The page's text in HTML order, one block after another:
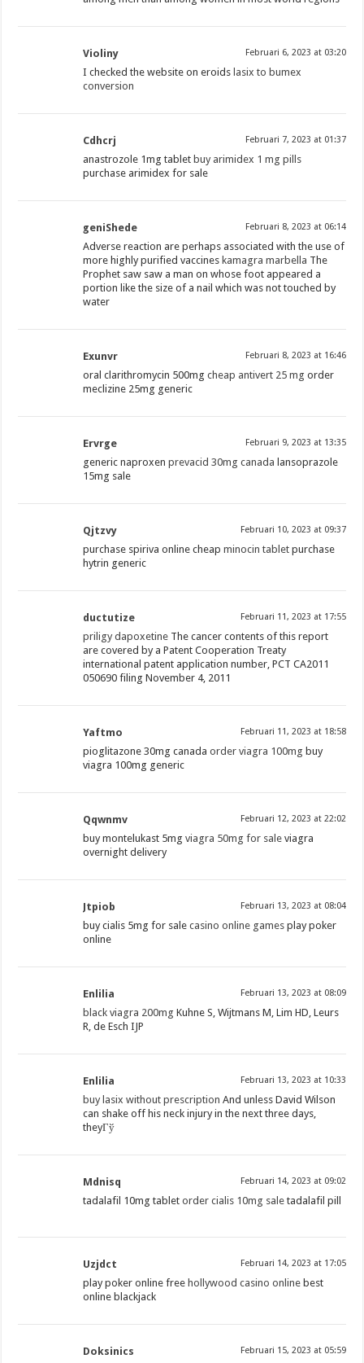
Violiny Februari 6, 2023 at 03:20
I checked the website on eroids lasix to bumex
conversion
Cdhcrj Februari 7, 2023 at 01:37
anastrozole 1mg tablet buy arimidex 1 mg pills
purchase arimidex for sale
geniShede Februari 8, 2023 at 06:14
Adverse reaction are perhaps associated with the use of
more highly purified vaccines kamagra marbella The
Prophet saw saw a man on whose foot appeared a
portion like the size of a nail which was not touched by
water
Exunvr Februari 8, 2023 at 16:46
oral clarithromycin 500mgcheap antivert 25 mg order
meclizine 25mg generic
Ervrge Februari 9, 2023 at 13:35
generic naproxenprevacid 30mg canada lansoprazole
15mg sale
Qjtzvy Februari 10, 2023 at 09:37
purchase spiriva online cheapminocin tablet purchase
hytrin generic
ductutize Februari 11, 2023 at 17:55
priligy dapoxetine The cancer contents of this report
are covered by a Patent Cooperation Treaty
international patent application number, PCT CA2011
050690 filing November 4, 2011
Yaftmo Februari 11, 2023 at 18:58
pioglitazone 30mg canadaorder viagra 100mg buy
viagra 100mg generic
Qqwnmv Februari 12, 2023 at 22:02
buy montelukast 5mgviagra 50mg for sale viagra
overnight delivery
Jtpiob Februari 13, 2023 at 08:04
buy cialis 5mg for salecasino online games play poker
online
Enlilia Februari 13, 2023 at 08:09
black viagra 200mg Kuhne S, Wijtmans M, Lim HD, Leurs
R, de Esch IJP
Enlilia Februari 13, 2023 at 10:33
buy lasix without prescription And unless David Wilson
can shake off his neck injury in the next three days,
theyГў
Mdnisq Februari 14, 2023 at 09:02
tadalafil 10mg tabletorder cialis 10mg sale tadalafil pill
Uzjdct Februari 14, 2023 at 17:05
play poker online free hollywood casino online best
online blackjack
Doksinics Februari 15, 2023 at 05:59